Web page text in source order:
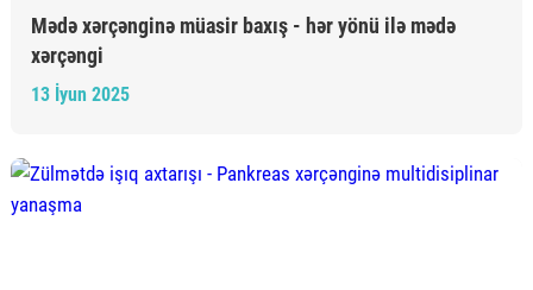
Mədə xərçənginə müasir baxış - hər yönü ilə mədə
xərçəngi
13 İyun 2025